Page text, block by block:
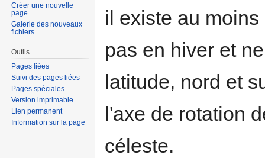
il existe au
pas en hiver et
latitude, nord et
l'axe de rotation
céleste.
Créer une nouvelle
page
Galerie des nouveaux
fichiers
Outils
Pages liées
Suivi des pages liées
Pages spéciales
Version imprimable
Lien permanent
Information sur la page